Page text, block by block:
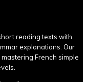
reading texts with
explanations. Our
French simple